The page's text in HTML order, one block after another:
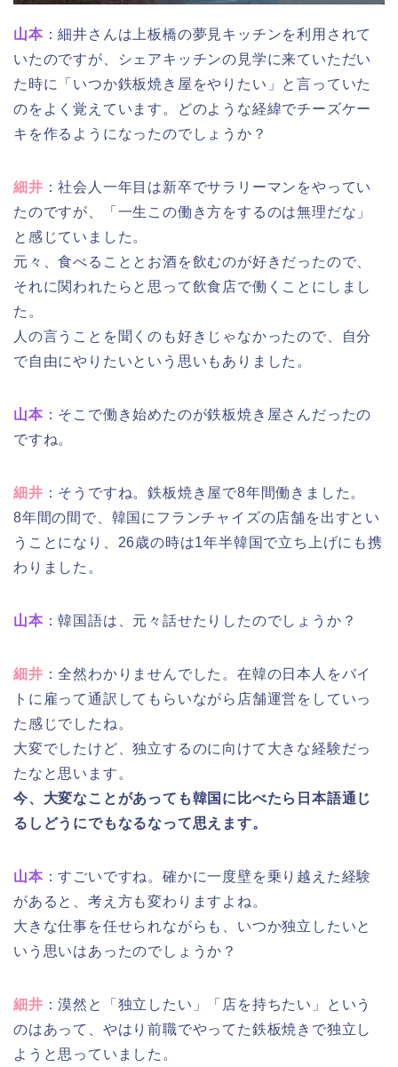
山本：細井さんは上板橋の夢見キッチンを利用されて
いたのですが、シェアキッチンの見学に来ていただい
た時に「いつか鉄板焼き屋をやりたい」と言っていた
のをよく覚えています。どのような経緯でチーズケー
キを作るようになったのでしょうか？
細井 ：社会人一年目は新卒でサラリーマンをやってい
たのですが、「一生この働き方をするのは無理だな」
と感じていました。
元々、食べることとお酒を飲むのが好きだったので、
それに関われたらと思って飲食店で働くことにしまし
た。
人の言うことを聞くのも好きじゃなかったので、自分
で自由にやりたいという思いもありました。
山本：そこで働き始めたのが鉄板焼き屋さんだったの
ですね。
細井 ：そうですね。鉄板焼き屋で8年間働きました。
8年間の間で、韓国にフランチャイズの店舗を出すとい
うことになり、26歳の時は1年半韓国で立ち上げにも携
わりました。
山本：韓国語は、元々話せたりしたのでしょうか？
細井 ：全然わかりませんでした。在韓の日本人をバイ
トに雇って通訳してもらいながら店舗運営をしていっ
た感じでしたね。
大変でしたけど、独立するのに向けて大きな経験だっ
たなと思います。
今、大変なことがあっても韓国に比べたら日本語通じ
るしどうにでもなるなって思えます。
山本：すごいですね。確かに一度壁を乗り越えた経験
があると、考え方も変わりますよね。
大きな仕事を任せられながらも、いつか独立したいと
いう思いはあったのでしょうか？
細井 ：漠然と「独立したい」「店を持ちたい」という
のはあって、やはり前職でやってた鉄板焼きで独立し
ようと思っていました。